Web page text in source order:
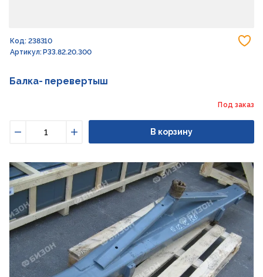
Код: 238310
Артикул: РЗЗ.82.20.300
Балка- перевертыш
Под заказ
Увеличить
В корзину